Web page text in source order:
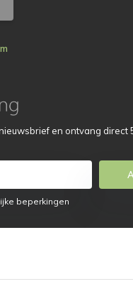
en ontvang direct
beperkingen